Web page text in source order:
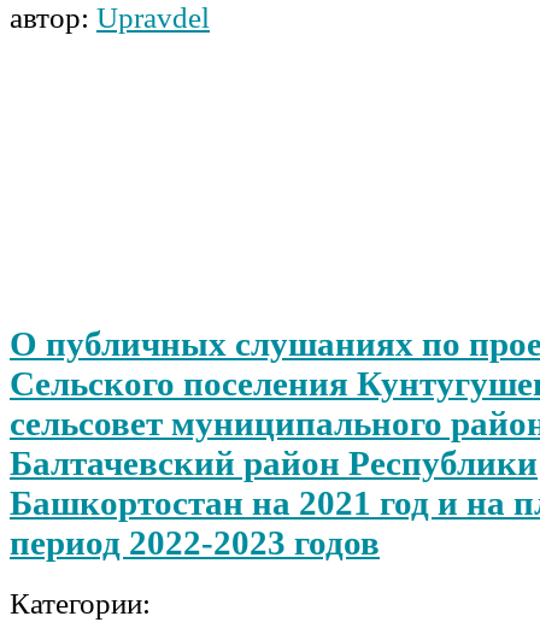
автор: Upravdel
О публичных слушаниях по
Сельского поселения
сельсовет муниципального
Балтачевский район Республики
Башкортостан на 2021 год и на
период 2022-2023 годов
Категории: